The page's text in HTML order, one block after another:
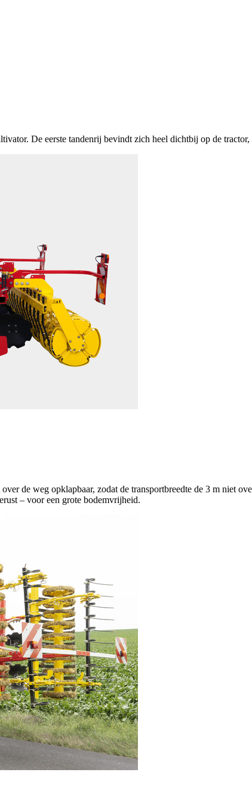
De eerste tandenrij bevindt zich heel dichtbij op de
de weg opklapbaar, zodat de transportbreedte de 3 m niet
– voor een grote bodemvrijheid.